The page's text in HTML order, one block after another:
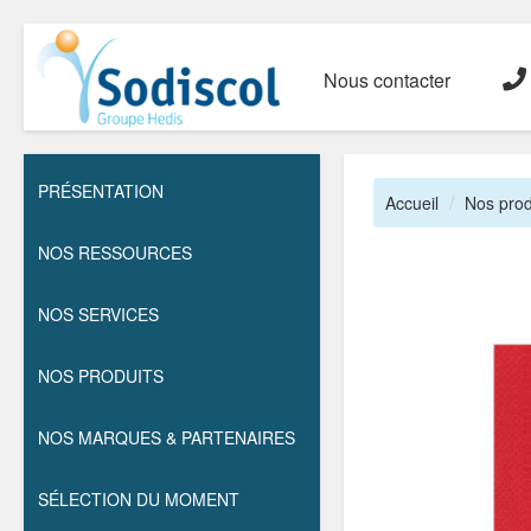
Nous contacter
PRÉSENTATION
NOS RESSOURCES
NOS SERVICES
NOS PRODUITS
NOS MARQUES & PARTENAIRES
SÉLECTION DU MOMENT
Accueil Nos